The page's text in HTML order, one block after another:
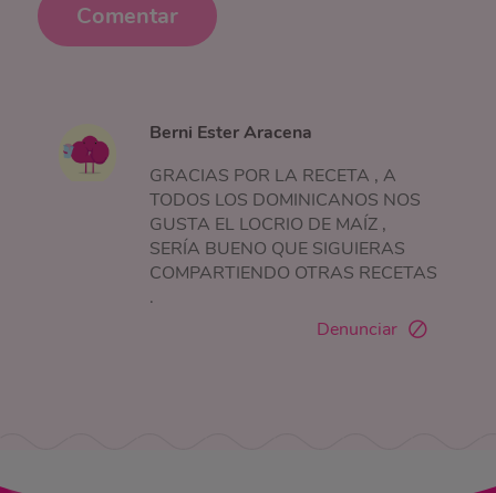
Comentar
Berni Ester Aracena
GRACIAS POR LA RECETA , A
TODOS LOS DOMINICANOS NOS
GUSTA EL LOCRIO DE MAÍZ ,
SERÍA BUENO QUE SIGUIERAS
COMPARTIENDO OTRAS RECETAS
.
Denunciar